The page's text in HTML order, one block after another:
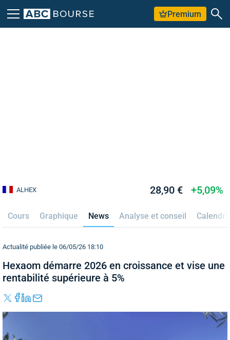
Premium
ALHEX 28,90 € +5,09%
Cours Graphique News Analyse et conseil
Actualité publiée le 06/05/26 18:10
Hexaom démarre 2026 en croissance et vise une
rentabilité supérieure à 5%